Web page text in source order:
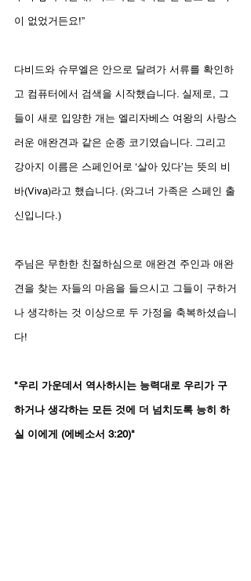
이 없었거든요!”
다비드와 슈무엘은 안으로 달려가 서류를 확인하
고 컴퓨터에서 검색을 시작했습니다. 실제로, 그
들이 새로 입양한 개는 엘리자베스 여왕의 사랑스
러운 애완견과 같은 순종 코기였습니다. 그리고
강아지 이름은 스페인어로 ‘살아 있다’는 뜻의 비
바(Viva)라고 했습니다. (와그너 가족은 스페인 출
신입니다.)
주님은 무한한 친절하심으로 애완견 주인과 애완
견을 찾는 자들의 마음을 들으시고 그들이 구하거
나 생각하는 것 이상으로 두 가정을 축복하셨습니
다!
"우리 가운데서 역사하시는 능력대로 우리가 구
하거나 생각하는 모든 것에 더 넘치도록 능히 하
실 이에게 (에베소서 3:20)"